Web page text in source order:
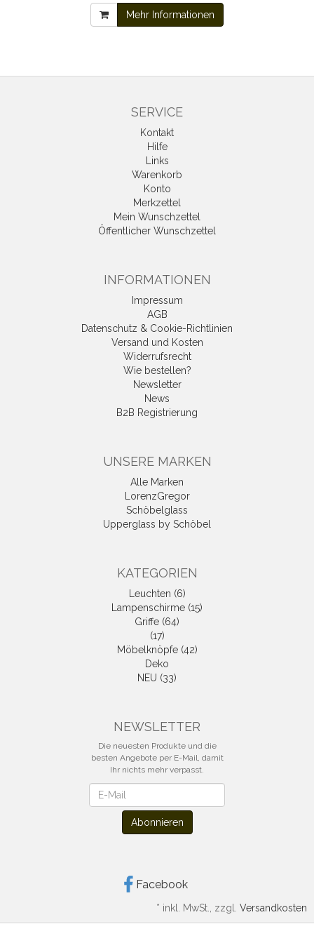
Mehr Informationen
SERVICE
Kontakt
Hilfe
Links
Warenkorb
Konto
Merkzettel
Mein Wunschzettel
Öffentlicher Wunschzettel
INFORMATIONEN
Impressum
AGB
Datenschutz & Cookie-Richtlinien
Versand und Kosten
Widerrufsrecht
Wie bestellen?
Newsletter
News
B2B Registrierung
UNSERE MARKEN
Alle Marken
LorenzGregor
Schöbelglass
Upperglass by Schöbel
KATEGORIEN
Leuchten (6)
Lampenschirme (15)
Griffe (64)
(17)
Möbelknöpfe (42)
Deko
NEU (33)
NEWSLETTER
Die neuesten Produkte und die
besten Angebote per E-Mail, damit
Ihr nichts mehr verpasst.
Abonnieren
Facebook
* inkl. MwSt., zzgl. Versandkosten